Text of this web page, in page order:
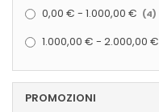
0,00 € - 1.000,00 € 4
1.000,00 € - 2.000,00 €
PROMOZIONI